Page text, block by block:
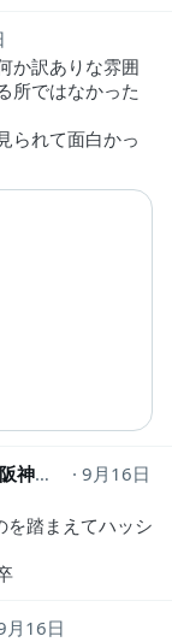
か訳ありな雰囲
所ではなかった
られて面白かっ
樋坂栞（ひさか しおり）///祝・阪神タイガース優勝！
9月16日
踏まえてハッシ
月16日